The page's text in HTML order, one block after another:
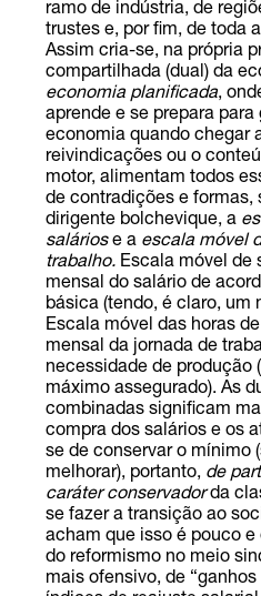
ramo de indústria, de
trustes e, por fim, de toda
Assim cria-se, na própria
compartilhada (dual) da
economia planificada,
aprende e se prepara para
economia quando chegar
reivindicações ou o
motor, alimentam todos
de contradições e formas,
dirigente bolchevique, a
saláriose a escala móvel
trabalho. Escala móvel de
mensal do salário de
básica (tendo, é claro, um
Escala móvel das horas
mensal da jornada de
necessidade de produção
máximo assegurado). As
combinadas significam
compra dos salários e os
se de conservar o mínimo
melhorar), portanto, de
caráter conservadorda
se fazer a transição ao
acham que isso é pouco
do reformismo no meio
mais ofensivo, de